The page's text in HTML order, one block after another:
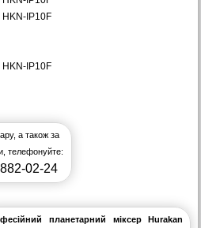
а також за
телефонуйте:
02-24
планетарний міксер Hurakan